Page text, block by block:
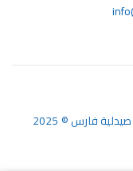
فارس © 2025